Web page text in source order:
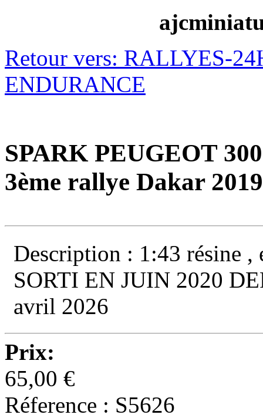
Retour vers: RALLYES-
ENDURANCE
SPARK PEUGEOT
3ème rallye Dakar
Description : 1:43 résine ,
SORTI EN JUIN 2020
avril 2026
Prix:
65,00 €
Réference : S5626